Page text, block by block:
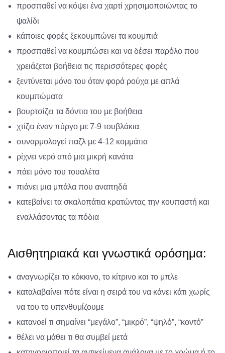
προσπαθεί να κόψει ένα χαρτί χρησιμοποιώντας το
ψαλίδι
κάποιες φορές ξεκουμπώνει τα κουμπιά
προσπαθεί να κουμπώσει και να δέσει παρόλο που
χρειάζεται βοήθεια τις περισσότερες φορές
ξεντύνεται μόνο του όταν φορά ρούχα με απλά
κουμπώματα
βουρτσίζει τα δόντια του με βοήθεια
χτίζει έναν πύργο με 7-9 τουβλάκια
συναρμολογεί παζλ με 4-12 κομμάτια
ρίχνει νερό από μια μικρή κανάτα
πάει μόνο του τουαλέτα
πιάνει μια μπάλα που αναπηδά
κατεβαίνει τα σκαλοπάτια κρατώντας την κουπαστή και
εναλλάσοντας τα πόδια
Αισθητηριακά και γνωστικά ορόσημα:
αναγνωρίζει το κόκκινο, το κίτρινο και το μπλε
καταλαβαίνει πότε είναι η σειρά του να κάνει κάτι χωρίς
να του το υπενθυμίζουμε
κατανοεί τι σημαίνει “μεγάλο”, “μικρό”, “ψηλό”, “κοντό”
θέλει να μάθει τι θα συμβεί μετά